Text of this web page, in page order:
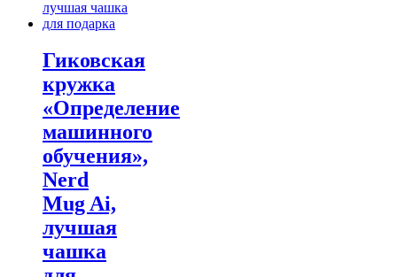
may
be
on
the
product
page
Гиковская
кружка
«Определение
машинного
обучения»,
Nerd
Mug Ai,
лучшая
чашка